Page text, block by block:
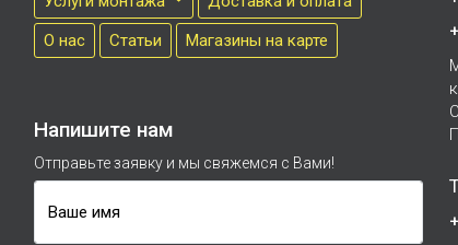
О нас
Cтатьи Магазины на карте
Напишите нам
Отправьте заявку и мы свяжемся с Вами!
Ваше имя